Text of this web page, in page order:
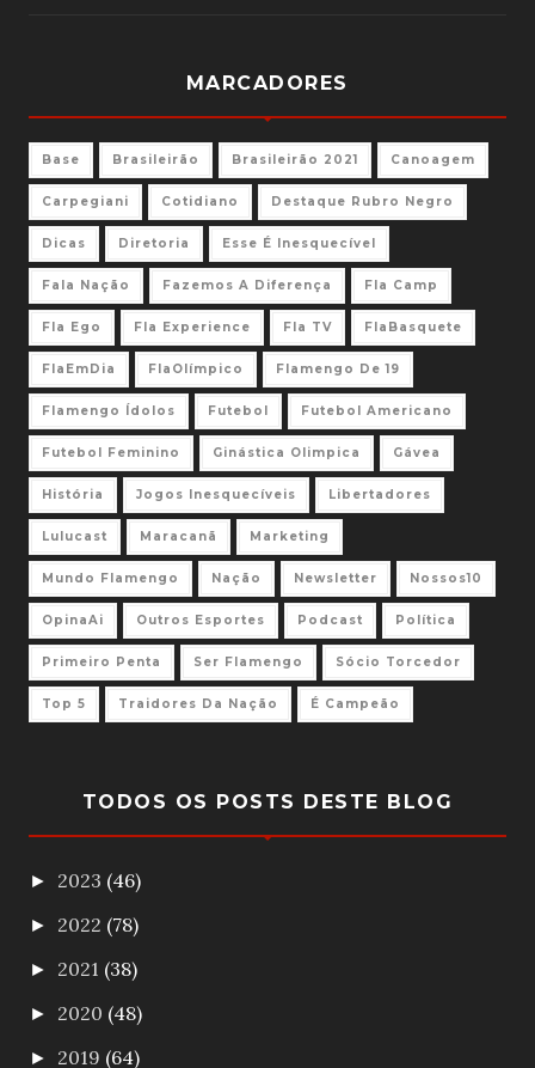
MARCADORES
Base Brasileirão Brasileirão 2021 Canoagem
Carpegiani Cotidiano Destaque Rubro Negro
Dicas Diretoria Esse É Inesquecível
Fala Nação Fazemos A Diferença Fla Camp
Fla Ego Fla Experience Fla TV FlaBasquete
FlaEmDia FlaOlímpico Flamengo De 19
Flamengo Ídolos Futebol Futebol Americano
Futebol Feminino Ginástica Olimpica Gávea
História Jogos Inesquecíveis Libertadores
Lulucast Maracanã Marketing
Mundo Flamengo Nação Newsletter Nossos10
OpinaAi Outros Esportes Podcast Política
Primeiro Penta Ser Flamengo Sócio Torcedor
Top 5 Traidores Da Nação É Campeão
TODOS OS POSTS DESTE BLOG
► 2023 (46)
► 2022 (78)
► 2021 (38)
► 2020 (48)
► 2019 (64)